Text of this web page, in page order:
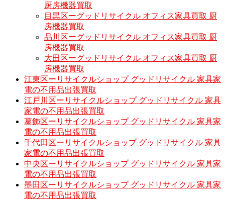
厨房機器買取
目黒区ーグッドリサイクル オフィス家具買取 厨
房機器買取
品川区ーグッドリサイクル オフィス家具買取 厨
房機器買取
大田区ーグッドリサイクル オフィス家具買取 厨
房機器買取
江東区ーリサイクルショップ グッドリサイクル 家具家
電の不用品出張買取
江戸川区ーリサイクルショップ グッドリサイクル 家具
家電の不用品出張買取
葛飾区ーリサイクルショップ グッドリサイクル 家具家
電の不用品出張買取
千代田区ーリサイクルショップ グッドリサイクル 家具
家電の不用品出張買取
中央区ーリサイクルショップ グッドリサイクル 家具家
電の不用品出張買取
墨田区ーリサイクルショップ グッドリサイクル 家具家
電の不用品出張買取